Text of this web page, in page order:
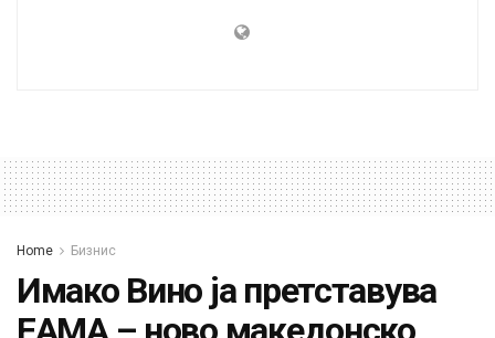
Home Бизнис
Имако Вино ја претставува